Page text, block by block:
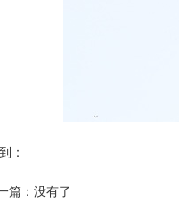
：
篇：没有了